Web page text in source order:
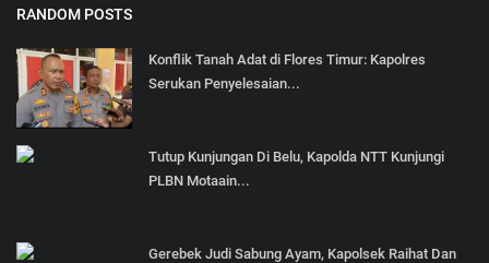
RANDOM POSTS
Konflik Tanah Adat di Flores Timur: Kapolres
Serukan Penyelesaian...
Tutup Kunjungan Di Belu, Kapolda NTT Kunjungi
PLBN Motaain...
Gerebek Judi Sabung Ayam, Kapolsek Raihat Dan